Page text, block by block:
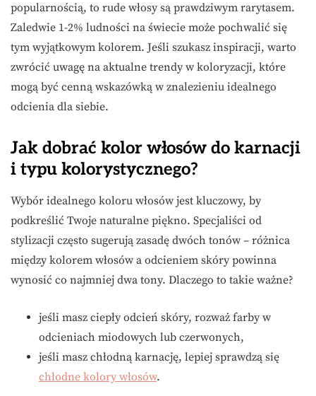
popularnością, to rude włosy są prawdziwym rarytasem.
Zaledwie 1-2% ludności na świecie może pochwalić się
tym wyjątkowym kolorem. Jeśli szukasz inspiracji, warto
zwrócić uwagę na aktualne trendy w koloryzacji, które
mogą być cenną wskazówką w znalezieniu idealnego
odcienia dla siebie.
Jak dobrać kolor włosów do karnacji
i typu kolorystycznego?
Wybór idealnego koloru włosów jest kluczowy, by
podkreślić Twoje naturalne piękno. Specjaliści od
stylizacji często sugerują zasadę dwóch tonów – różnica
między kolorem włosów a odcieniem skóry powinna
wynosić co najmniej dwa tony. Dlaczego to takie ważne?
jeśli masz ciepły odcień skóry, rozważ farby w
odcieniach miodowych lub czerwonych,
jeśli masz chłodną karnację, lepiej sprawdzą się
chłodne kolory włosów.